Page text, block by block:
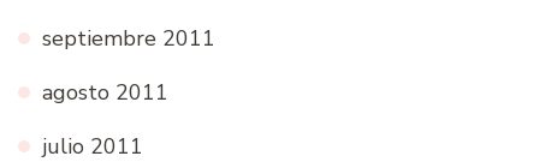
septiembre 2011
agosto 2011
julio 2011